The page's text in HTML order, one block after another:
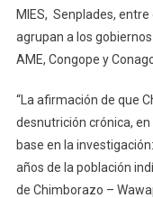
MIES, Senplades,
agrupan a los
AME, Congope y
“La afirmación de que
desnutrición crónica, en
base en la
años de la población
de Chimborazo –